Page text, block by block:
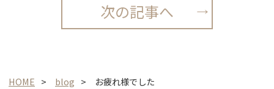
次の記事へ
HOME blog お疲れ様でした